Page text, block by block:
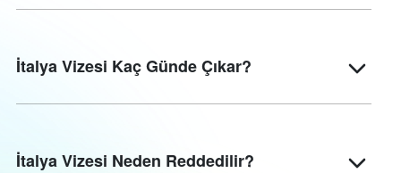
İtalya Vizesi Kaç Günde Çıkar?
İtalya Vizesi Neden Reddedilir?